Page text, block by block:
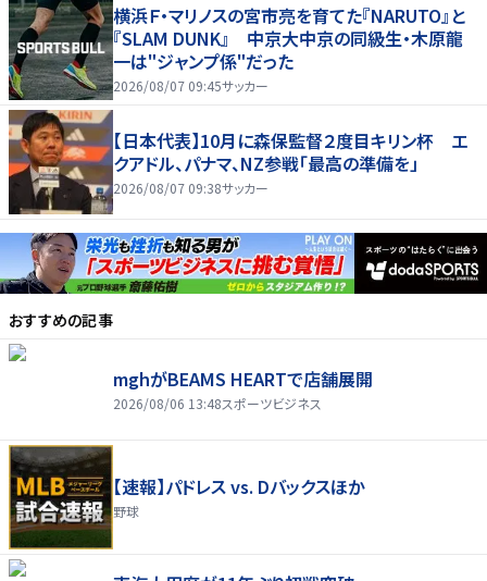
横浜Ｆ・マリノスの宮市亮を育てた『NARUTO』と
『SLAM DUNK』 中京大中京の同級生・木原龍
一は"ジャンプ係"だった
2026/08/07 09:45サッカー
【日本代表】10月に森保監督２度目キリン杯 エ
クアドル、パナマ、NZ参戦「最高の準備を」
2026/08/07 09:38サッカー
おすすめの記事
mghがBEAMS HEARTで店舗展開
2026/08/06 13:48スポーツビジネス
【速報】パドレス vs. Dバックスほか
野球